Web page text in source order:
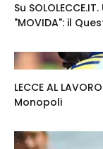
Su
"MOVIDA": il
LECCE AL
Monopoli